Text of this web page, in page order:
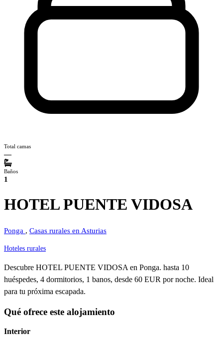
Total camas
—
Baños
1
HOTEL PUENTE VIDOSA
Ponga , Casas rurales en Asturias
Hoteles rurales
Descubre HOTEL PUENTE VIDOSA en Ponga. hasta 10
huéspedes, 4 dormitorios, 1 banos, desde 60 EUR por noche. Ideal
para tu próxima escapada.
Qué ofrece este alojamiento
Interior